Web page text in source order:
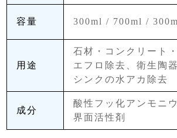
ーに染みこませ作業しましたが、時間を置き
パーの跡が付いてしまいました。
作業したところは、ツヤがなくなり、白っぽ
たが、どうせコーティングするので気にせず
おかげさまで、酷いカルキ汚れはキレイにな
容量 300ml / 700ml /
用途
石材・コンクリート
エフロ除去、衛生陶
シンクの水アカ除去
成分
酸性フッ化アンモニ
界面活性剤